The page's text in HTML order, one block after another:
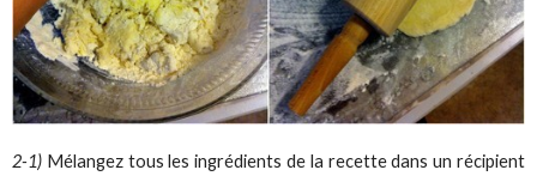
2-1) Mélangez tous les ingrédients de la recette dans un récipient